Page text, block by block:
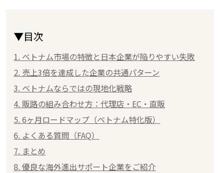
▼目次
1. ベトナム市場の特徴と日本企業が陥りやすい失敗
2. 売上3倍を達成した企業の共通パターン
3. ベトナムならではの現地化戦略
4. 販路の組み合わせ方：代理店・EC・直販
5. 6ヶ月ロードマップ（ベトナム特化版）
6. よくある質問（FAQ）
7. まとめ
8. 優良な海外進出サポート企業をご紹介